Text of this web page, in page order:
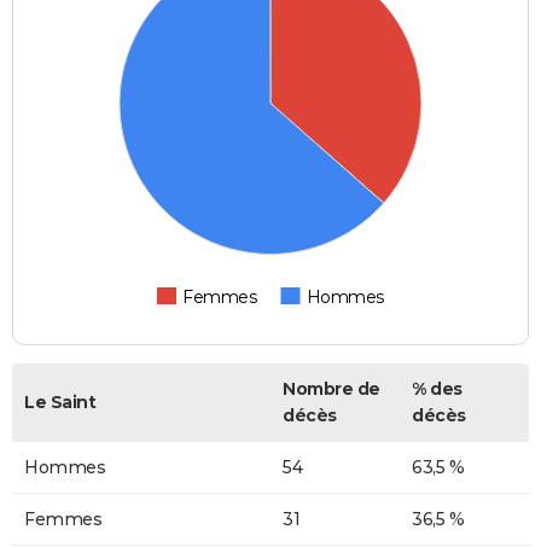
Femmes Hommes
Le Saint
Nombre de
décès
% des
décès
Hommes 54 63,5 %
Femmes 31 36,5 %